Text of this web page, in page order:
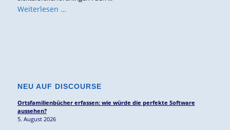
Weiterlesen …
NEU AUF DISCOURSE
Ortsfamilienbücher erfassen: wie würde die perfekte Software
aussehen?
5. August 2026